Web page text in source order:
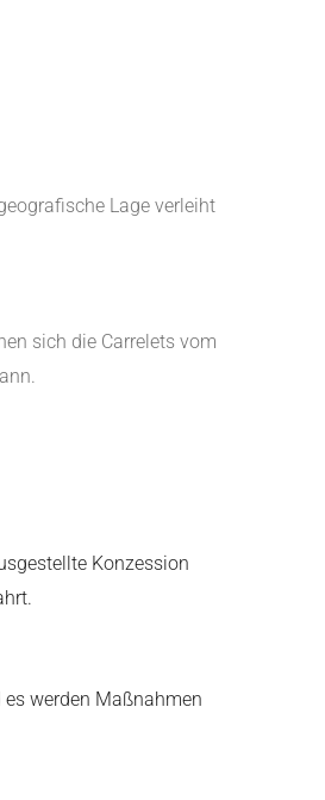
Lage verleiht
sich die Carrelets vom
Konzession
werden Maßnahmen